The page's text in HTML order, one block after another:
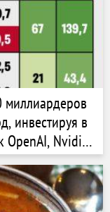
миллиардеров
инвестируя в
OpenAI, Nvidia